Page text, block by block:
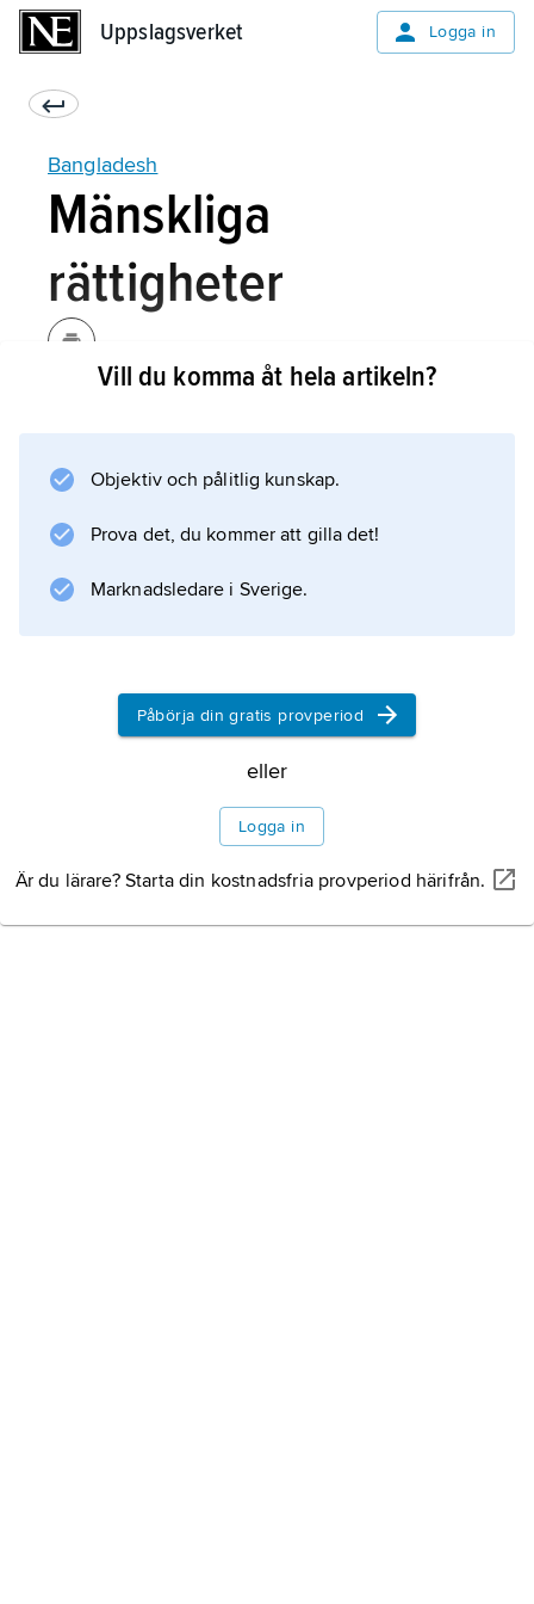
Uppslagsverket Logga in
Bangladesh
Mänskliga
rättigheter
självständigheten 1971 (se
Historia
). Naturkatastrofer som översvämningar och
har resulterat i att över 30 procent av
Vill du komma åt hela artikeln?
Objektiv och pålitlig kunskap.
Prova det, du kommer att gilla det!
Marknadsledare i Sverige.
Påbörja din gratis provperiod
eller
Logga in
Är du lärare? Starta din kostnadsfria provperiod härifrån.